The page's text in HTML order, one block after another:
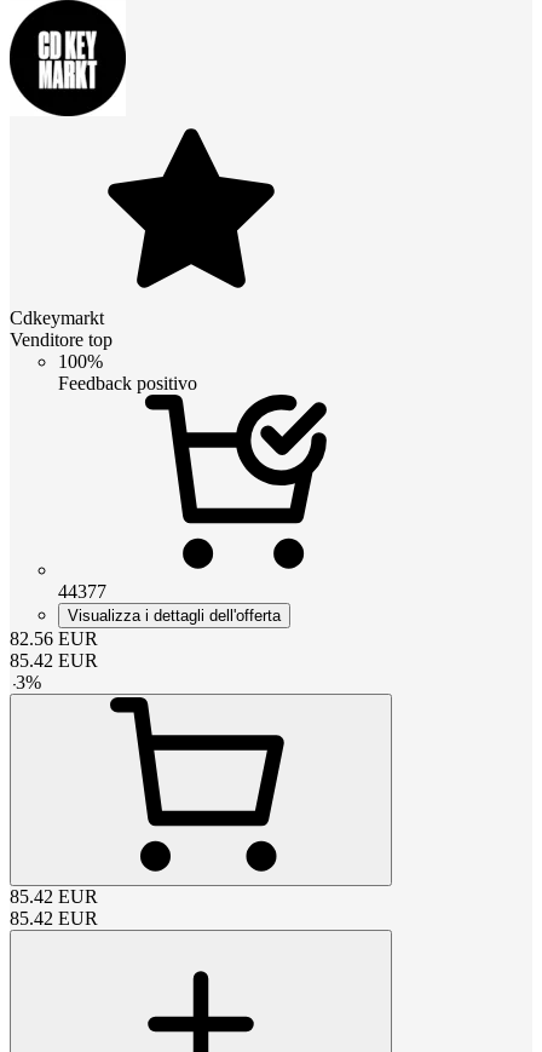
Cdkeymarkt
Venditore top
100%
Feedback positivo
44377
Visualizza i dettagli dell'offerta
82.56 EUR
85.42 EUR
-3%
85.42 EUR
85.42 EUR